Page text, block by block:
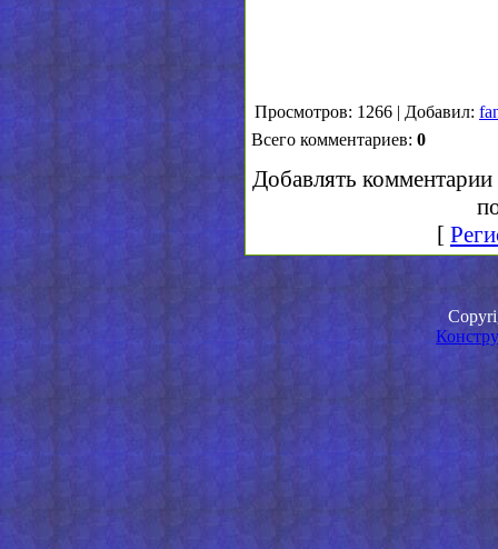
Просмотров: 1266 | Добавил:
Всего комментариев: 0
Добавлять комментарии
[